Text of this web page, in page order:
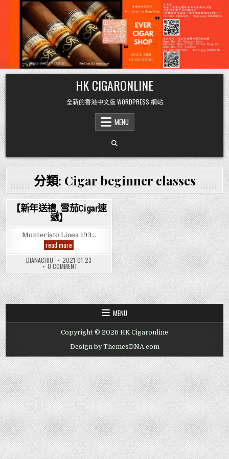
Skip
to
content
HK CIGARONLINE
全新的香港中文版 WORDPRESS 網站
MENU
分類: Cigar beginner classes
in
【新年送禮, 雪茄Cigar速
遞】
Monteristo Linea 193…
read more
年
送
禮,
雪
茄
Cigar
速
遞】
DIANACHIU 2021-01-23
0 COMMENTON
【新
年
送
禮,
雪
茄
遞】
MENU
Copyright © 2026 HK Cigaronline
Design by ThemesDNA.com